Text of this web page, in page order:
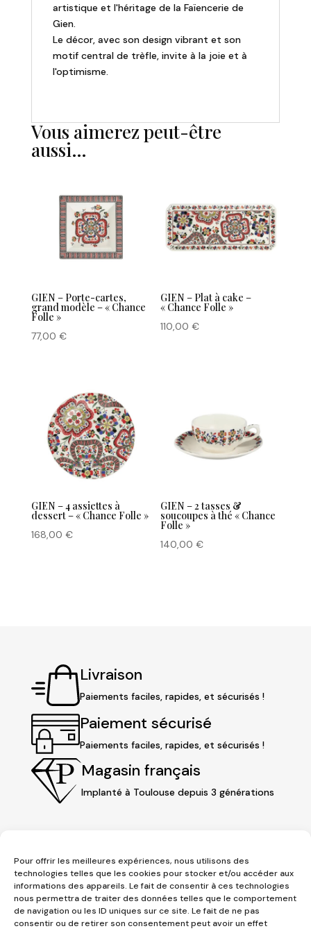
Pour offrir les meilleures expériences, nous utilisons des
technologies telles que les cookies pour stocker et/ou accéder aux
informations des appareils. Le fait de consentir à ces technologies
nous permettra de traiter des données telles que le comportement
de navigation ou les ID uniques sur ce site. Le fait de ne pas
consentir ou de retirer son consentement peut avoir un effet
artistique et l'héritage de la Faïencerie de
Gien.
Le décor, avec son design vibrant et son
motif central de trèfle, invite à la joie et à
l'optimisme.
Vous aimerez peut-être
aussi…
GIEN – Porte-cartes,
grand modèle – « Chance
Folle »
77,00 €
GIEN – Plat à cake –
« Chance Folle »
110,00€
GIEN – 4 assiettes à
dessert – « Chance Folle »
168,00 €
GIEN – 2 tasses &
soucoupes à thé « Chance
Folle »
140,00€
Livraison
Paiements faciles, rapides, et sécurisés !
Paiement sécurisé
Paiements faciles, rapides, et sécurisés !
Magasin français
Implanté à Toulouse depuis 3 générations